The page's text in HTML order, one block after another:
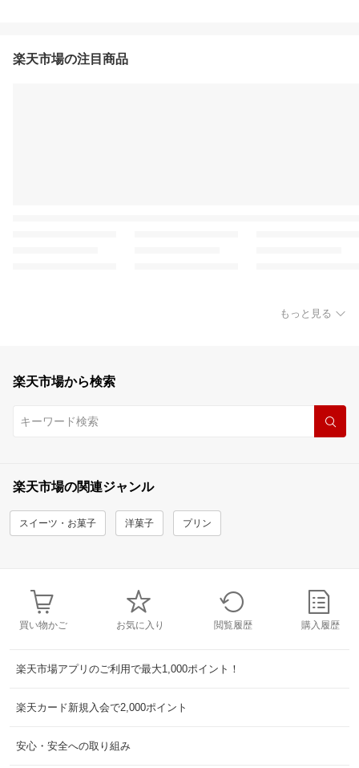
楽天市場の注目商品
もっと見る
楽天市場から検索
楽天市場の関連ジャンル
スイーツ・お菓子 洋菓子 プリン
買い物かご お気に入り 閲覧履歴 購入履歴
楽天市場アプリのご利用で最大1,000ポイント！
楽天カード新規入会で2,000ポイント
安心・安全への取り組み